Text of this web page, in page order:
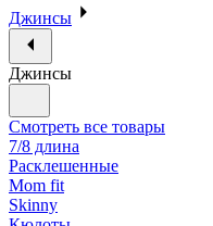
Джинсы
Джинсы
Смотреть все товары
7/8 длина
Расклешенные
Mom fit
Skinny